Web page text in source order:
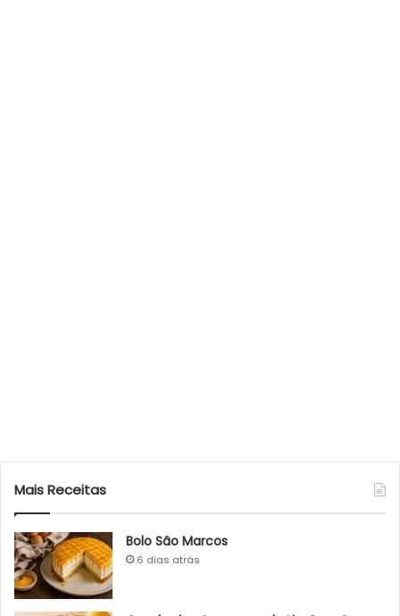
Mais Receitas
Bolo São Marcos
6 dias atrás